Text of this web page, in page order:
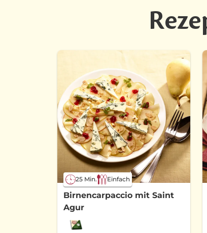
25 Min. Einfach
Birnencarpaccio mit Saint
Agur